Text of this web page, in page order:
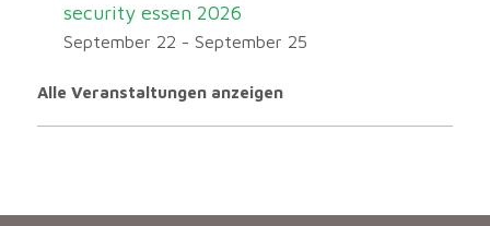
security essen 2026
September 22 - September 25
Alle Veranstaltungen anzeigen